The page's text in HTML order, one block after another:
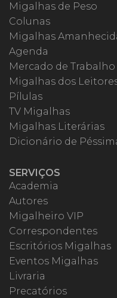
Migalhas de Peso
Colunas
Migalhas
Agenda
Mercado de Trabalho
Migalhas dos
Pílulas
TV Migalhas
Migalhas Literárias
Dicionário de
SERVIÇOS
Academia
Autores
Migalheiro VIP
Correspondentes
Escritórios Migalhas
Eventos Migalhas
Livraria
Precatórios